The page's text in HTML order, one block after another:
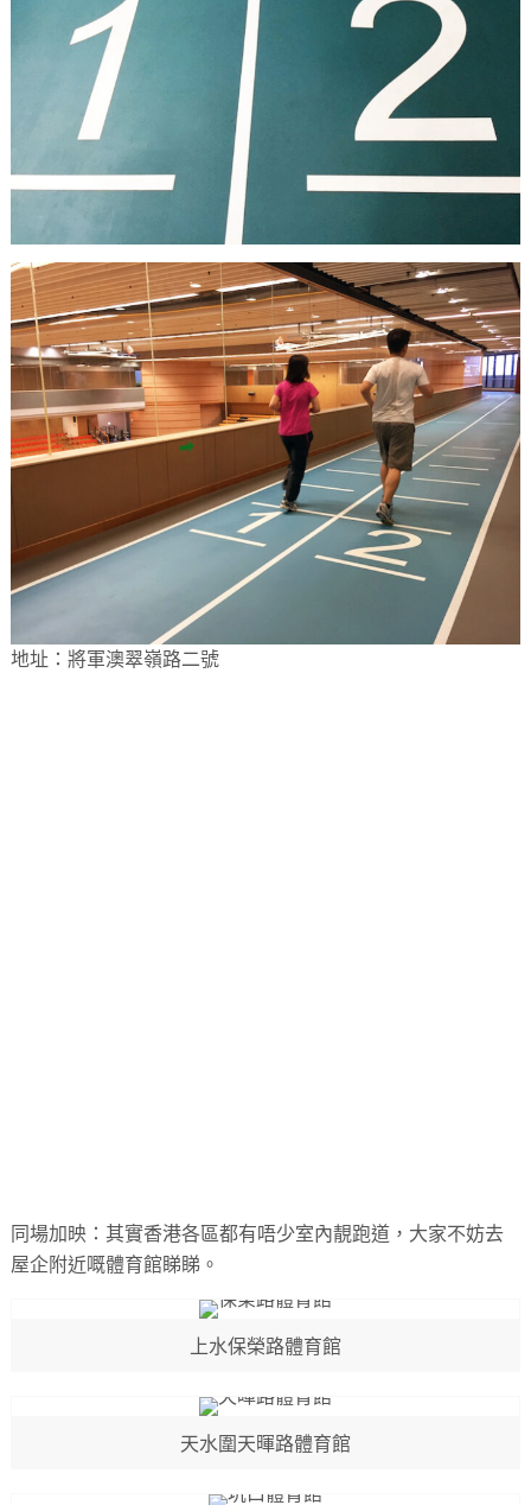
地址：將軍澳翠嶺路二號
同場加映：其實香港各區都有唔少室內靚跑道，大家不妨去
屋企附近嘅體育館睇睇。
上水保榮路體育館
天水圍天暉路體育館